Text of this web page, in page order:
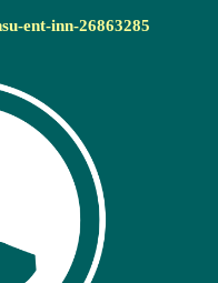
ent-inn-26863285